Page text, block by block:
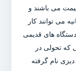
می باشند و
کاراکتر در ثانیه می توانند کار
های قدیمی
تحولی در
نام گرفته